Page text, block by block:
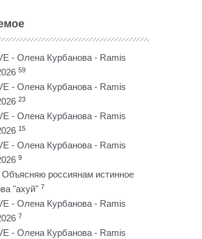
- Олена Курбанова - Ramis
59
- Олена Курбанова - Ramis
23
- Олена Курбанова - Ramis
15
- Олена Курбанова - Ramis
9
россиянам истинное
"ахуй" 7
- Олена Курбанова - Ramis
7
- Олена Курбанова - Ramis